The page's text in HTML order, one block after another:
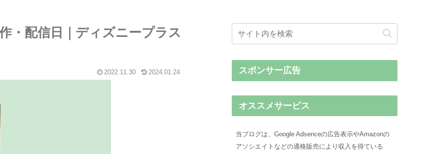
・配信日｜ディズニープラス
2022.11.30 2024.01.24 スポンサー広告
オススメサービス
当ブログは、Google Adsenceの広告表示やAmazonの
アソシエイトなどの適格販売により収入を得ている